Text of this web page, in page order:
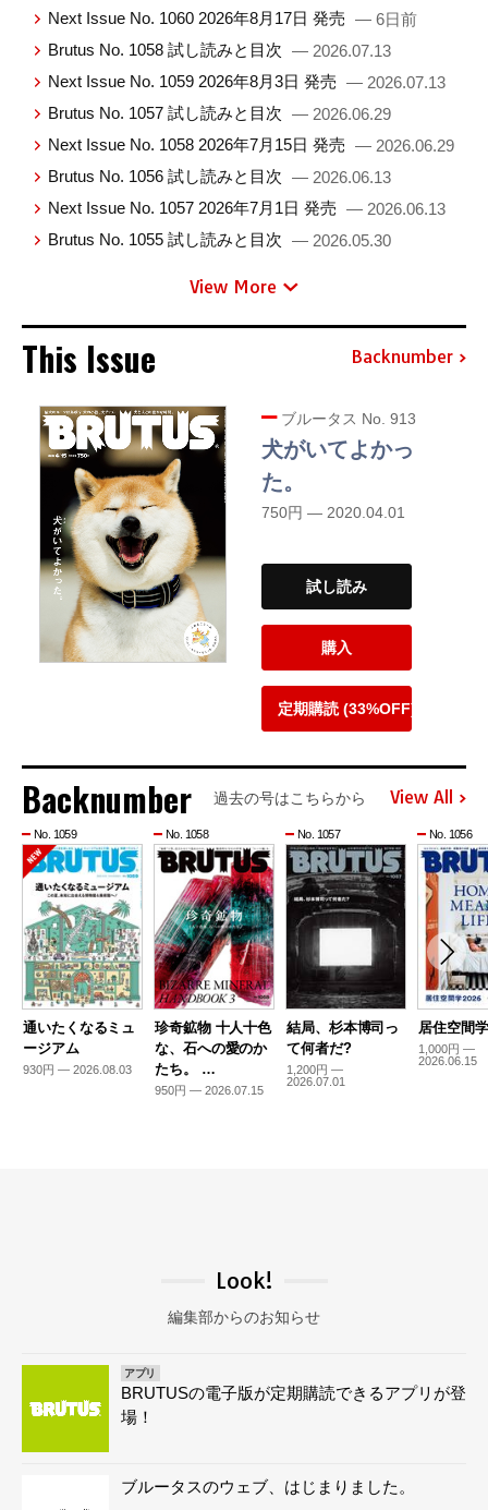
Next Issue No. 1060 2026年8月17日 発売 — 6日前
Brutus No. 1058 試し読みと目次 — 2026.07.13
Next Issue No. 1059 2026年8月3日 発売 — 2026.07.13
Brutus No. 1057 試し読みと目次 — 2026.06.29
Next Issue No. 1058 2026年7月15日 発売 — 2026.06.29
Brutus No. 1056 試し読みと目次 — 2026.06.13
Next Issue No. 1057 2026年7月1日 発売 — 2026.06.13
Brutus No. 1055 試し読みと目次 — 2026.05.30
View More
This Issue Backnumber
ブルータス No. 913
犬がいてよかっ
た。
750円 — 2020.04.01
試し読み
購入
定期購読 (33%OFF)
Backnumber 過去の号はこちらから View All
No. 1059
通いたくなるミュ
ージアム
930円 — 2026.08.03
No. 1058
珍奇鉱物 十人十色
な、石への愛のか
たち。 …
950円 — 2026.07.15
No. 1057
結局、杉本博司っ
て何者だ?
1,200円 —
2026.07.01
No. 1056
居住空間
1,000円 —
2026.06.15
Look!
編集部からのお知らせ
アプリ
BRUTUSの電子版が定期購読できるアプリが登
場！
ブルータスのウェブ、はじまりました。